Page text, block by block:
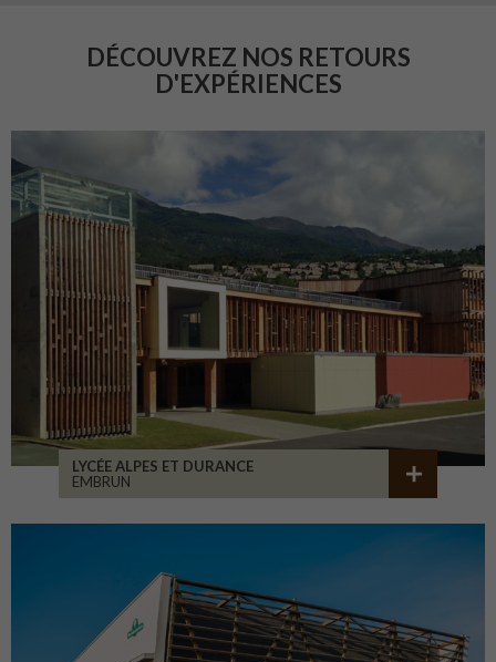
DÉCOUVREZ NOS RETOURS
D'EXPÉRIENCES
LYCÉE ALPES ET DURANCE
EMBRUN